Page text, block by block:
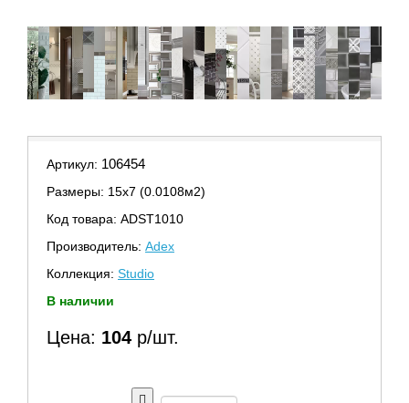
Артикул: 106454
Размеры: 15х7 (0.0108м2)
Код товара: ADST1010
Производитель: Adex
Коллекция: Studio
В наличии
Цена: 104 р/шт.